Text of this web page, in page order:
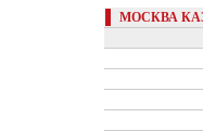
МОСКВА